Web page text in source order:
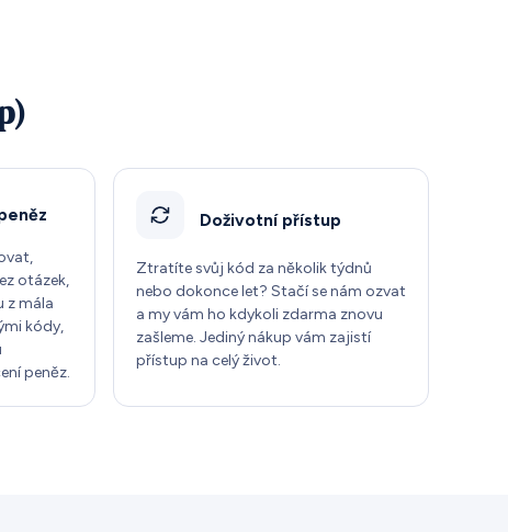
otázek,
z mála
kódy,
peněz.
Doživotní přístup
Ztratíte svůj kód za několik týdnů
nebo dokonce let? Stačí se nám ozvat
a my vám ho kdykoli zdarma znovu
zašleme. Jediný nákup vám zajistí
přístup na celý život.